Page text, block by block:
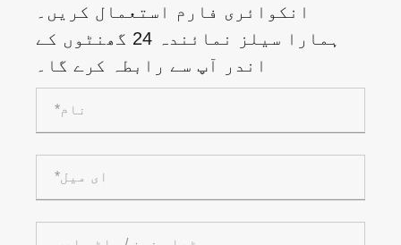
انکوائری فارم استعمال کریں۔
ہمارا سیلز نمائندہ 24 گھنٹوں کے
اندر آپ سے رابطہ کرے گا۔